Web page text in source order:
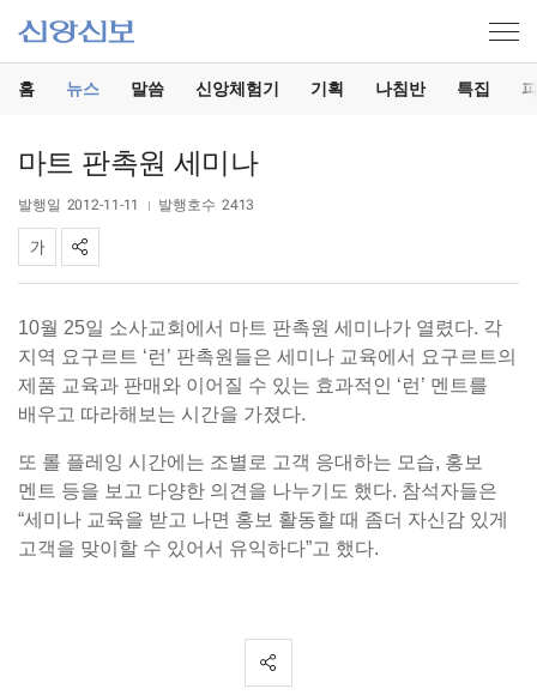
홈 뉴스 말씀 신앙체험기 기획 나침반 특집
마트 판촉원 세미나
발행일 2012-11-11 발행호수 2413
10월 25일 소사교회에서 마트 판촉원 세미나가 열렸다. 각
지역 요구르트 ‘런’ 판촉원들은 세미나 교육에서 요구르트의
제품 교육과 판매와 이어질 수 있는 효과적인 ‘런’ 멘트를
배우고 따라해보는 시간을 가졌다.
또 롤 플레잉 시간에는 조별로 고객 응대하는 모습, 홍보
멘트 등을 보고 다양한 의견을 나누기도 했다. 참석자들은
“세미나 교육을 받고 나면 홍보 활동할 때 좀더 자신감 있게
고객을 맞이할 수 있어서 유익하다”고 했다.